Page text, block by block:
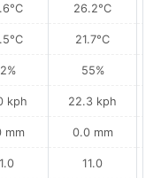
kph
mm
26.2°C
21.7°C
55%
22.3 kph
0.0 mm
11.0